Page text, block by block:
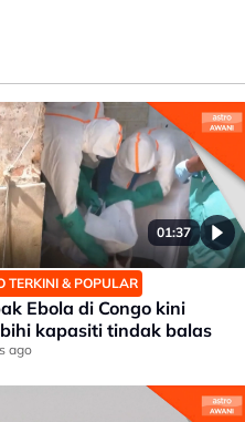
01:37
TERKINI & POPULAR
Ebola di Congo kini
kapasiti tindak balas
ago